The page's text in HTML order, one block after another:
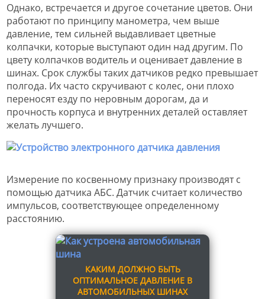
Однако, встречается и другое сочетание цветов. Они
работают по принципу манометра, чем выше
давление, тем сильней выдавливает цветные
колпачки, которые выступают один над другим. По
цвету колпачков водитель и оценивает давление в
шинах. Срок службы таких датчиков редко превышает
полгода. Их часто скручивают с колес, они плохо
переносят езду по неровным дорогам, да и
прочность корпуса и внутренних деталей оставляет
желать лучшего.
Измерение по косвенному признаку производят с
помощью датчика АБС. Датчик считает количество
импульсов, соответствующее определенному
расстоянию.
КАКИМ ДОЛЖНО БЫТЬ
ОПТИМАЛЬНОЕ ДАВЛЕНИЕ В
АВТОМОБИЛЬНЫХ ШИНАХ